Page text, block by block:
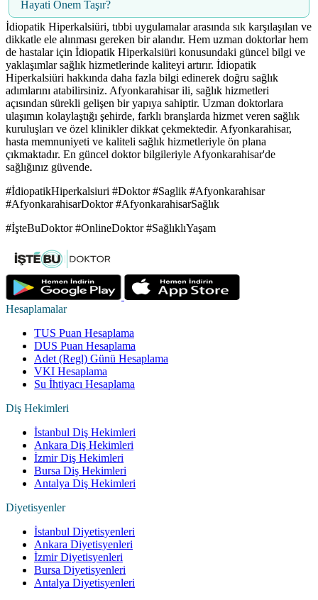
Hayati Önem Taşır?
İdiopatik Hiperkalsiüri, tıbbi uygulamalar arasında sık karşılaşılan ve
dikkatle ele alınması gereken bir alandır. Hem uzman doktorlar hem
de hastalar için İdiopatik Hiperkalsiüri konusundaki güncel bilgi ve
yaklaşımlar sağlık hizmetlerinde kaliteyi artırır. İdiopatik
Hiperkalsiüri hakkında daha fazla bilgi edinerek doğru sağlık
adımlarını atabilirsiniz. Afyonkarahisar ili, sağlık hizmetleri
açısından sürekli gelişen bir yapıya sahiptir. Uzman doktorlara
ulaşımın kolaylaştığı şehirde, farklı branşlarda hizmet veren sağlık
kuruluşları ve özel klinikler dikkat çekmektedir. Afyonkarahisar,
hasta memnuniyeti ve kaliteli sağlık hizmetleriyle ön plana
çıkmaktadır. En güncel doktor bilgileriyle Afyonkarahisar'de
sağlığınız güvende.
#İdiopatikHiperkalsiuri #Doktor #Saglik #Afyonkarahisar
#AfyonkarahisarDoktor #AfyonkarahisarSağlık
#İşteBuDoktor #OnlineDoktor #SağlıklıYaşam
Hesaplamalar
TUS Puan Hesaplama
DUS Puan Hesaplama
Adet (Regl) Günü Hesaplama
VKI Hesaplama
Su İhtiyacı Hesaplama
Diş Hekimleri
İstanbul Diş Hekimleri
Ankara Diş Hekimleri
İzmir Diş Hekimleri
Bursa Diş Hekimleri
Antalya Diş Hekimleri
Diyetisyenler
İstanbul Diyetisyenleri
Ankara Diyetisyenleri
İzmir Diyetisyenleri
Bursa Diyetisyenleri
Antalya Diyetisyenleri